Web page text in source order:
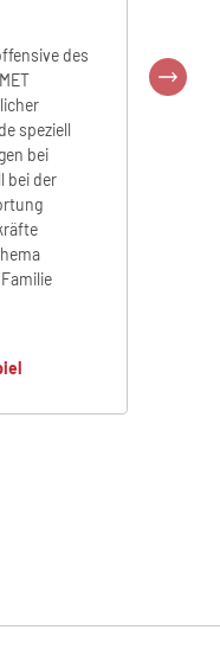
des
speziell
bei
bei der